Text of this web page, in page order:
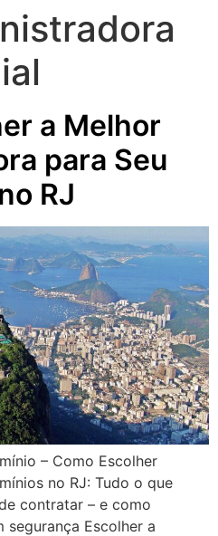
a Melhor
para Seu
RJ
– Como Escolher
no RJ: Tudo o que
contratar – e como
Escolher a